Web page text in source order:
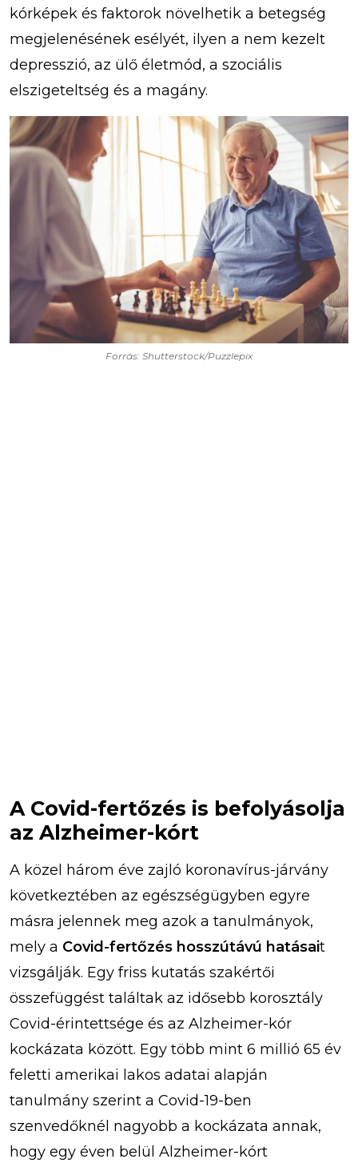
kórképek és faktorok növelhetik a betegség
megjelenésének esélyét, ilyen a nem kezelt
depresszió, az ülő életmód, a szociális
elszigeteltség és a magány.
Forrás: Shutterstock/Puzzlepix
A Covid-fertőzés is befolyásolja
az Alzheimer-kórt
A közel három éve zajló koronavírus-járvány
következtében az egészségügyben egyre
másra jelennek meg azok a tanulmányok,
mely a Covid-fertőzés hosszútávú hatásait
vizsgálják. Egy friss kutatás szakértői
összefüggést találtak az idősebb korosztály
Covid-érintettsége és az Alzheimer-kór
kockázata között. Egy több mint 6 millió 65 év
feletti amerikai lakos adatai alapján
tanulmány szerint a Covid-19-ben
szenvedőknél nagyobb a kockázata annak,
hogy egy éven belül Alzheimer-kórt